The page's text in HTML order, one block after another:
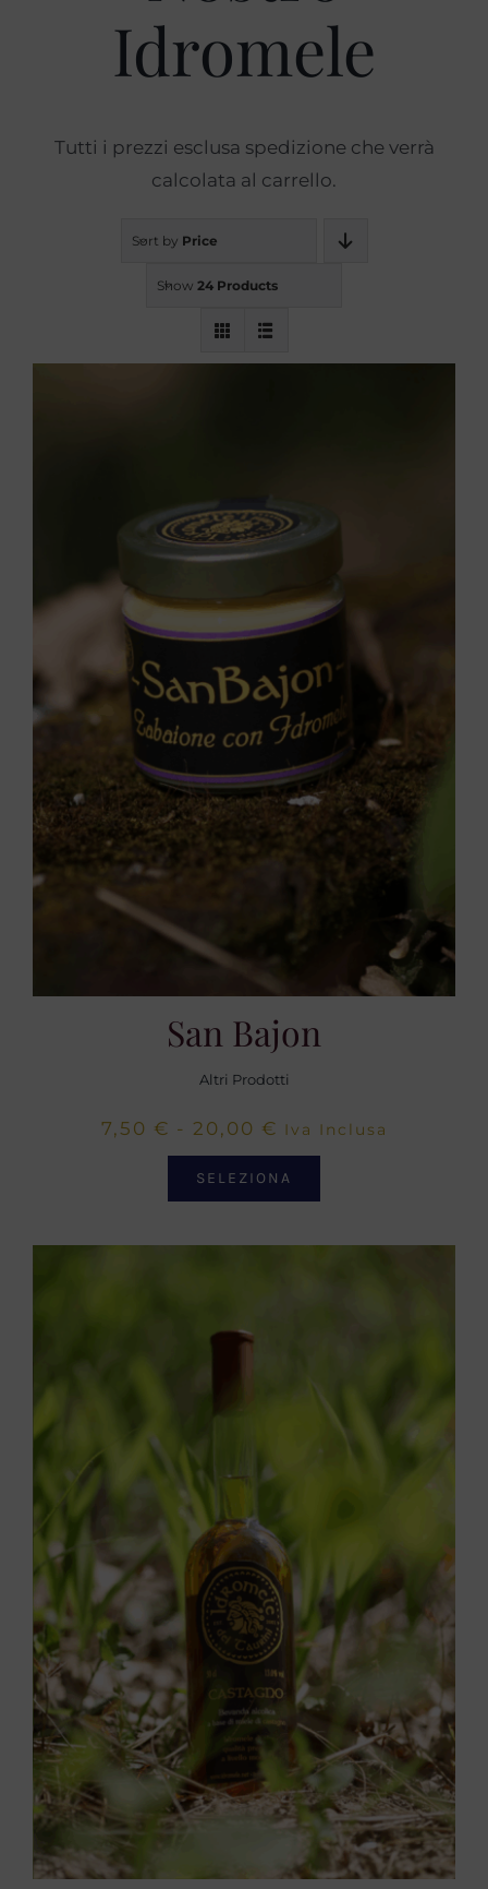
Idromele
Tutti i prezzi esclusa spedizione che verrà
calcolata al carrello.
Sort by Price
Show 24 Products
San Bajon
Altri Prodotti
7,50 € - 20,00 € Fascia
prezzo:
Iva Inclusa
SELEZIONA